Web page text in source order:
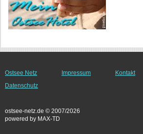
Ostsee Netz Impressum Kontakt
Datenschutz
ostsee-netz.de © 2007/2026
powered by MAX-TD